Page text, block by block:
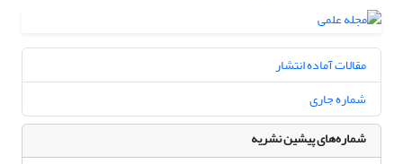
مقالات آماده انتشار
شماره جاری
شماره‌های پیشین نشریه